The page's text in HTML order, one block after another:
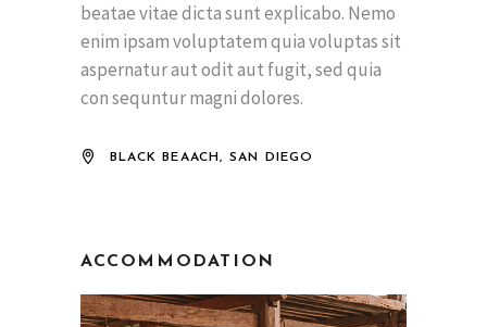
beatae vitae dicta sunt explicabo. Nemo
enim ipsam voluptatem quia voluptas sit
aspernatur aut odit aut fugit, sed quia
con sequntur magni dolores.
BLACK BEAACH, SAN DIEGO
ACCOMMODATION